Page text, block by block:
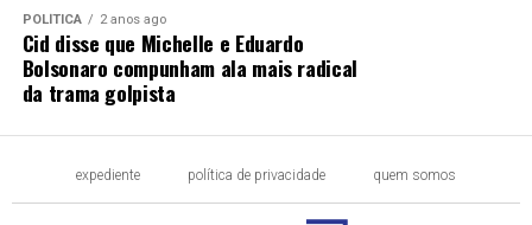
POLÍTICA 2 anos ago
Cid disse que Michelle e Eduardo
Bolsonaro compunham ala mais radical
da trama golpista
expediente política de privacidade quem somos